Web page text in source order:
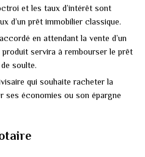
et les taux d’intérêt sont
d’un prêt immobilier classique.
en attendant la vente d’un
servira à rembourser le prêt
soulte.
qui souhaite racheter la
ses économies ou son épargne